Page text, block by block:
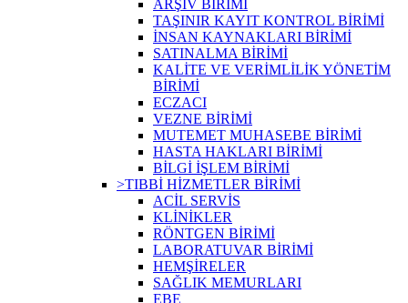
ARŞİV BİRİMİ
TAŞINIR KAYIT KONTROL BİRİMİ
İNSAN KAYNAKLARI BİRİMİ
SATINALMA BİRİMİ
KALİTE VE VERİMLİLİK YÖNETİM
BİRİMİ
ECZACI
VEZNE BİRİMİ
MUTEMET MUHASEBE BİRİMİ
HASTA HAKLARI BİRİMİ
BİLGİ İŞLEM BİRİMİ
>TIBBİ HİZMETLER BİRİMİ
ACİL SERVİS
KLİNİKLER
RÖNTGEN BİRİMİ
LABORATUVAR BİRİMİ
HEMŞİRELER
SAĞLIK MEMURLARI
EBE